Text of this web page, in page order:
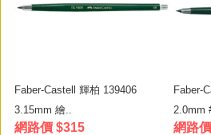
Faber-Castell 輝柏 139406
3.15mm 繪..
網路價 $315
Faber-
2.0mm
網路